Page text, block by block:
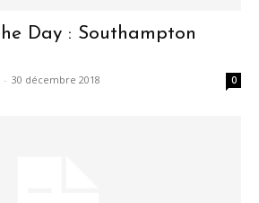
Day : Southampton
- 30 décembre 2018 0